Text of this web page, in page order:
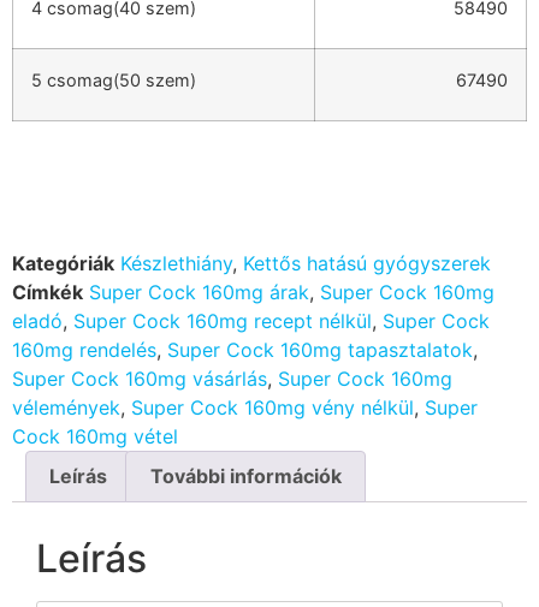
4 csomag(40 szem) 58490
5 csomag(50 szem) 67490
Kategóriák Készlethiány, Kettős hatású gyógyszerek
Címkék Super Cock 160mg árak, Super Cock 160mg
eladó, Super Cock 160mg recept nélkül, Super Cock
160mg rendelés, Super Cock 160mg tapasztalatok,
Super Cock 160mg vásárlás, Super Cock 160mg
vélemények, Super Cock 160mg vény nélkül, Super
Cock 160mg vétel
Leírás
További információk
Leírás